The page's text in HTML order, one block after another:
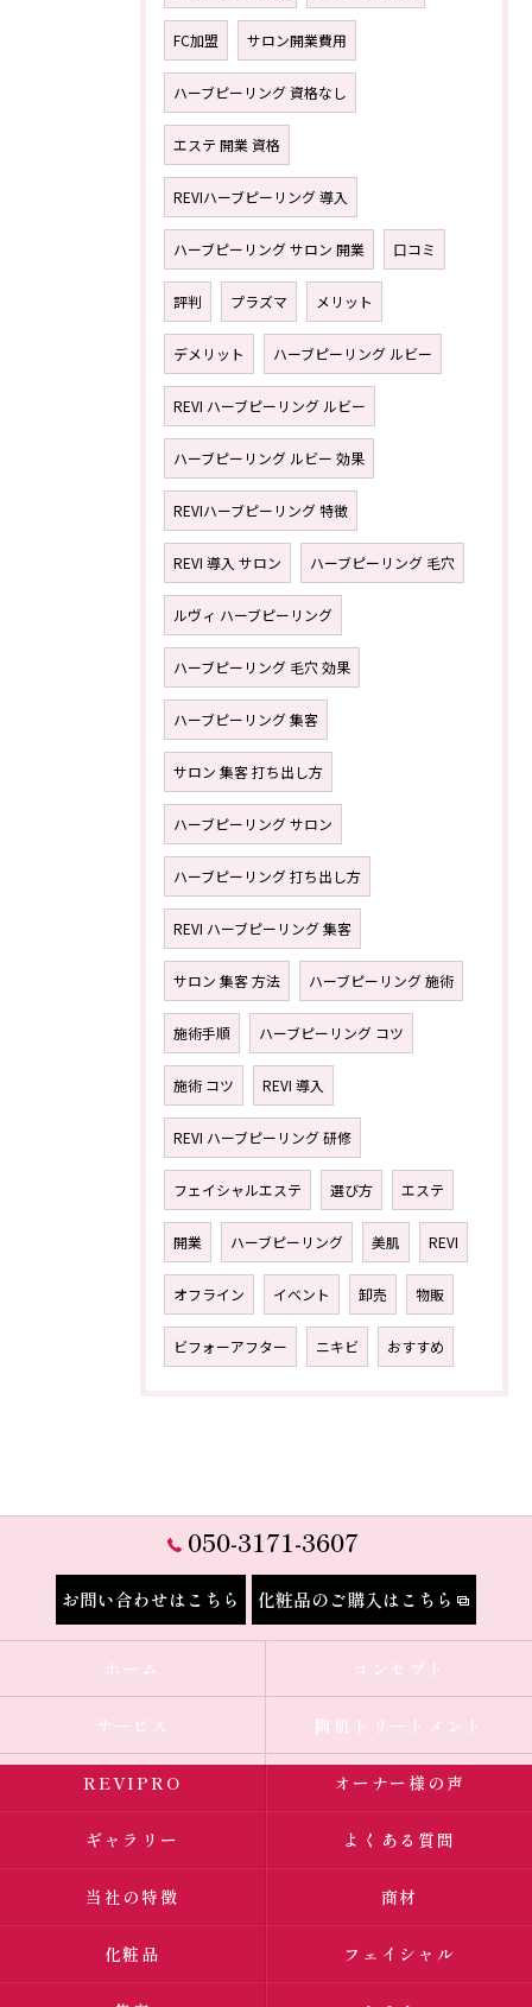
FC加盟 サロン開業費用
ハーブピーリング 資格なし
エステ 開業 資格
REVIハーブピーリング 導入
ハーブピーリング サロン 開業 口コミ
評判 プラズマ メリット
デメリット ハーブピーリング ルビー
REVI ハーブピーリング ルビー
ハーブピーリング ルビー 効果
REVIハーブピーリング 特徴
REVI 導入 サロン ハーブピーリング 毛穴
ルヴィ ハーブピーリング
ハーブピーリング 毛穴 効果
ハーブピーリング 集客
サロン 集客 打ち出し方
ハーブピーリング サロン
ハーブピーリング 打ち出し方
REVI ハーブピーリング 集客
サロン 集客 方法 ハーブピーリング 施術
施術手順 ハーブピーリング コツ
施術 コツ REVI 導入
REVI ハーブピーリング 研修
フェイシャルエステ 選び方 エステ
開業 ハーブピーリング 美肌 REVI
オフライン イベント 卸売 物販
ビフォーアフター ニキビ おすすめ
050-3171-3607
お問い合わせはこちら 化粧品のご購入はこちら
ホーム コンセプト
サービス 陶肌トリートメント
REVIPRO オーナー様の声
ギャラリー よくある質問
当社の特徴 商材
化粧品 フェイシャル